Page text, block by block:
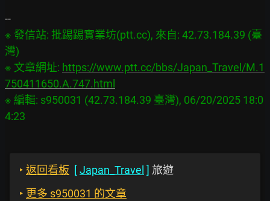
※ 發信站: 批踢踢實業坊(ptt.cc), 來自: 42.73.184.39 (臺
灣)
※ 文章網址: https://www.ptt.cc/bbs/Japan_Travel/M.1
750411650.A.747.html
※ 編輯: s950031 (42.73.184.39 臺灣), 06/20/2025 18:0
‣ 返回看板 [Japan_Travel ] 旅遊
‣ 更多 s950031 的文章